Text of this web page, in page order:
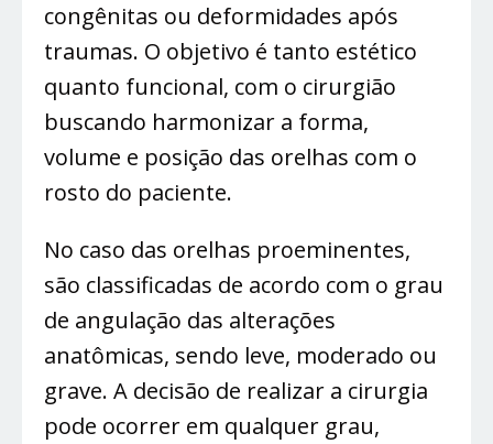
congênitas ou deformidades após
traumas. O objetivo é tanto estético
quanto funcional, com o cirurgião
buscando harmonizar a forma,
volume e posição das orelhas com o
rosto do paciente.
No caso das orelhas proeminentes,
são classificadas de acordo com o grau
de angulação das alterações
anatômicas, sendo leve, moderado ou
grave. A decisão de realizar a cirurgia
pode ocorrer em qualquer grau,